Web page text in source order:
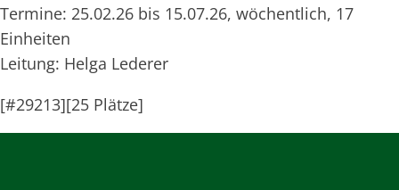
Termine: 25.02.26 bis 15.07.26, wöchentlich, 17
Einheiten
Leitung: Helga Lederer
[#29213][25 Plätze]